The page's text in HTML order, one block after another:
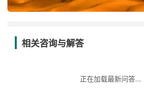
相关咨询与解答
正在加载最新问答...